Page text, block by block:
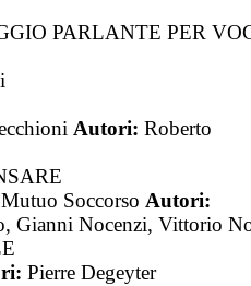
PARLANTE PER
Autori: Roberto
Soccorso Autori:
Gianni Nocenzi, Vittorio
Pierre Degeyter